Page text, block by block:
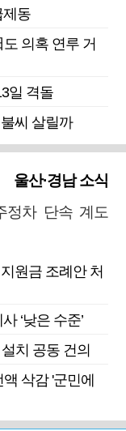
동
의혹 연루 거
일 격돌
씨 살릴까
울산·경남 소식
정차 단속 계도
원금 조례안 처
‘낮은 수준’
치 공동 건의
삭감 '군민에